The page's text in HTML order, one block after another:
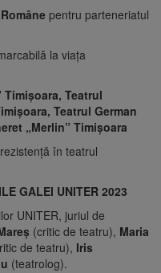
pentru parteneriatul
la viața
Teatrul
Teatrul German
„Merlin” Timișoara
în teatrul
GALEI UNITER 2023
UNITER, juriul de
(critic de teatru), Maria
de teatru), Iris
(teatrolog).